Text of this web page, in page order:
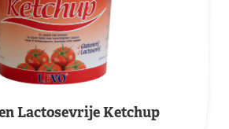
Lactosevrije Ketchup